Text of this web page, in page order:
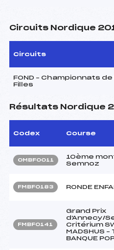
Circuits Nordique
Circuits
FOND – Championnats
Filles
Résultats Nordique
Codex Course
OMBF0011
10ème
Semnoz
FMBF0183 RONDE
FMBF0141
Grand Prix
d'Annecy/
Critérium
MADSHUS
BANQUE